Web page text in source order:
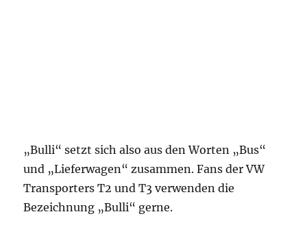
„Bulli“ setzt sich also aus den Worten „Bus“
und „Lieferwagen“ zusammen. Fans der VW
Transporters T2 und T3 verwenden die
Bezeichnung „Bulli“ gerne.